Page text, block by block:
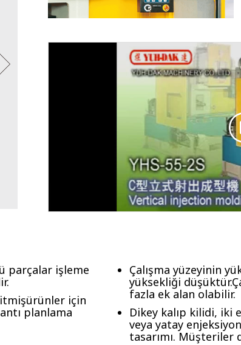
parçalar işleme
için
planlama
Çalışma yüzeyinin
yüksekliği
fazla ek alan olabilir.
Dikey kalıp kilidi, iki
veya yatay
tasarımı. Müşteriler